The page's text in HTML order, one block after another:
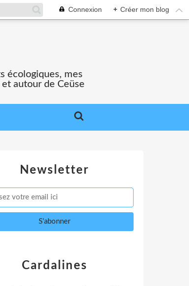
Connexion + Créer mon blog
écologiques, mes
autour de Ceüse
Newsletter
Cardalines